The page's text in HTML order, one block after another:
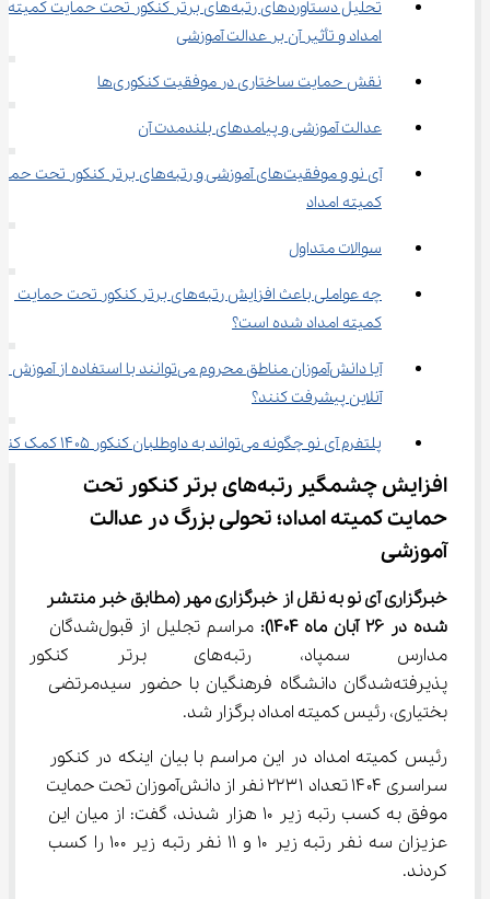
تحلیل دستاوردهای رتبه‌های برتر کنکور تحت حمایت کمیته
امداد و تأثیر آن بر عدالت آموزشی
نقش حمایت ساختاری در موفقیت کنکوری‌ها
عدالت آموزشی و پیامدهای بلندمدت آن
آی ‌نو و موفقیت‌های آموزشی و رتبه‌های برتر کنکور
کمیته امداد
سوالات متداول
چه عواملی باعث افزایش رتبه‌های برتر کنکور تحت حمایت
کمیته امداد شده است؟
آیا دانش‌آموزان مناطق محروم می‌توانند با استفاده از آموزش
آنلاین پیشرفت کنند؟
پلتفرم آی ‌نو چگونه می‌تواند به داوطلبان کنکور ۱۴۰۵ کمک کند؟
افزایش چشمگیر رتبه‌های برتر کنکور تحت
حمایت کمیته امداد؛ تحولی بزرگ در عدالت
آموزشی
خبرگزاری آی نو به نقل از خبرگزاری مهر (مطابق خبر منتشر
شده در ۲۶
آبان ماه 1404) :
مراسم تجلیل از قبول‌شدگان
مدارس سمپاد، رتبه‌های
پذیرفته‌شدگان دانشگاه فرهنگیان با حضور سیدمرتضی
بختیاری، رئیس کمیته امداد برگزار شد.
رئیس کمیته امداد در این مراسم با بیان اینکه در کنکور
سراسری ۱۴۰۴ تعداد ۲۲۳۱ نفر از دانش‌آموزان تحت حمایت
موفق به کسب رتبه زیر ۱۰ هزار شدند، گفت: از میان این
عزیزان سه نفر رتبه زیر ۱۰ و ۱۱ نفر رتبه زیر ۱۰۰ را کسب
کردند.